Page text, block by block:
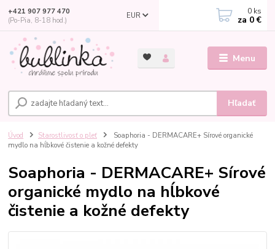
Menu
EUR
Hľadať
+421 907 977 470
(Po-Pia, 8-18 hod.)
0 ks
za 0 €
Úvod Starostlivosť o pleť
Soaphoria - DERMACARE+ Sírové organické
mydlo na hĺbkové čistenie a kožné defekty
Soaphoria - DERMACARE+ Sírové
organické mydlo na hĺbkové
čistenie a kožné defekty